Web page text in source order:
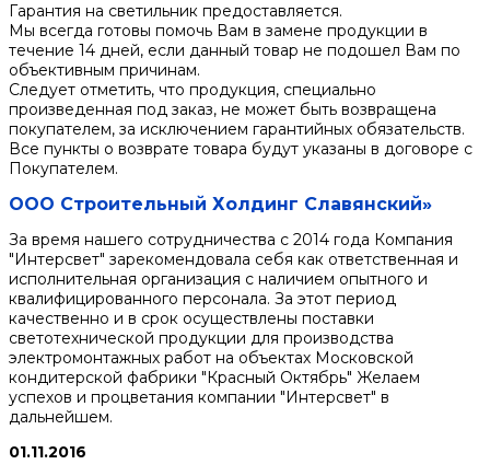
Гарантия на светильник предоставляется.
Мы всегда готовы помочь Вам в замене продукции в
течение 14 дней, если данный товар не подошел Вам по
объективным причинам.
Следует отметить, что продукция, специально
произведенная под заказ, не может быть возвращена
покупателем, за исключением гарантийных обязательств.
Все пункты о возврате товара будут указаны в договоре с
Покупателем.
ООО Строительный Холдинг Славянский»
За время нашего сотрудничества с 2014 года Компания
"Интерсвет" зарекомендовала себя как ответственная и
исполнительная организация с наличием опытного и
квалифицированного персонала. За этот период
качественно и в срок осуществлены поставки
светотехнической продукции для производства
электромонтажных работ на объектах Московской
кондитерской фабрики "Красный Октябрь" Желаем
успехов и процветания компании "Интерсвет" в
дальнейшем.
01.11.2016